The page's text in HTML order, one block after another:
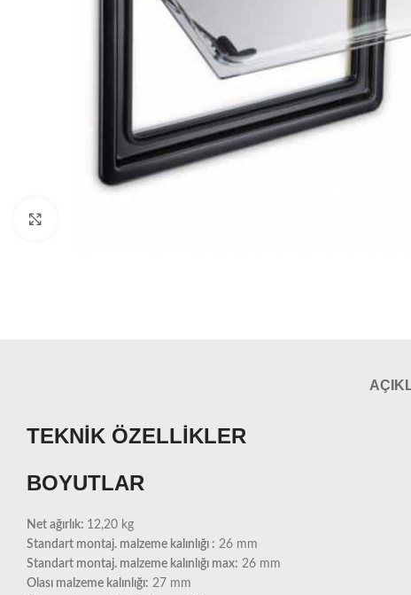
TEKNİK ÖZELLİKLER
BOYUTLAR
Net ağırlık: 12,20 kg
Standart montaj. malzeme kalınlığı : 26 mm
Standart montaj. malzeme kalınlığı max: 26 mm
Olası malzeme kalınlığı: 27 mm